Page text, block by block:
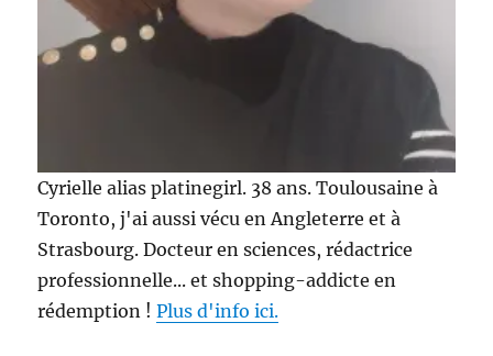
Cyrielle alias platinegirl. 38 ans. Toulousaine à
Toronto, j'ai aussi vécu en Angleterre et à
Strasbourg. Docteur en sciences, rédactrice
professionnelle... et shopping-addicte en
rédemption !Plus d'info ici.